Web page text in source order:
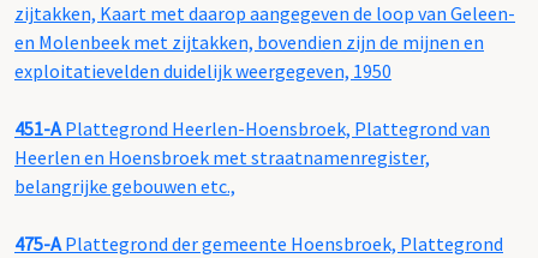
zijtakken, Kaart met daarop aangegeven de loop van Geleen-
en Molenbeek met zijtakken, bovendien zijn de mijnen en
exploitatievelden duidelijk weergegeven, 1950
451-APlattegrond Heerlen-Hoensbroek, Plattegrond van
Heerlen en Hoensbroek met straatnamenregister,
belangrijke gebouwen etc.,
475-APlattegrond der gemeente Hoensbroek, Plattegrond